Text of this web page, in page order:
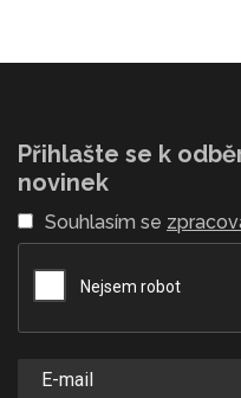
Přihlašte se k
novinek
Souhlasím se